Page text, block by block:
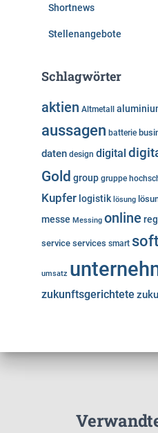
Shortnews
Stellenangebote
Schlagwörter
aktien Altmetall
aussagen batterie
daten design digital
Gold group gruppe
Kupfer logistik lösung
messe Messing online
service services smart
umsatz
zukunftsgerichtete